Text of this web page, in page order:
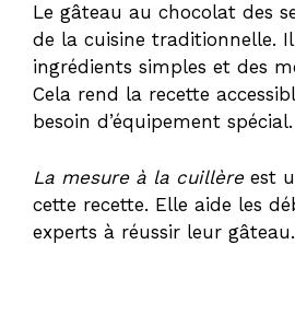
Le gâteau au chocolat des
de la cuisine traditionnelle.
ingrédients simples et des
Cela rend la recette
besoin d’équipement spécial.
La mesure à la cuillèreest
cette recette. Elle aide les
experts à réussir leur gâteau.